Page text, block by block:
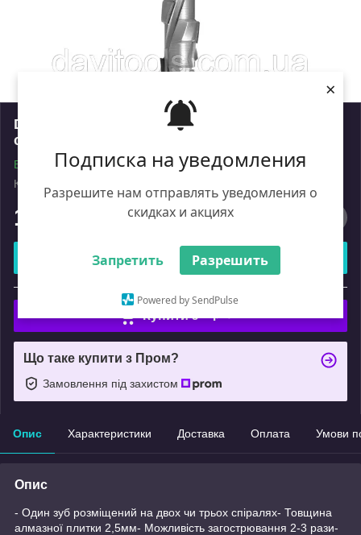
Подписка на уведомления
Разрешите нам отправлять уведомления о
скидках и акциях
Запретить Разрешить
Powered by SendPulse
×
DTA Фреза DIA D=20 l=65 S=20 LH Z=7+1 EC 3
спіралі
В наявності
Код: DTA.20.065.20.0SL
17 105
Купити
Купити з
Що таке купити з Пром?
Замовлення під захистом
Опис Характеристики Доставка Оплата Умови
Опис
- Один зуб розміщений на двох чи трьох спіралях- Товщина
алмазної плитки 2,5мм- Можливість загострювання 2-3 рази-